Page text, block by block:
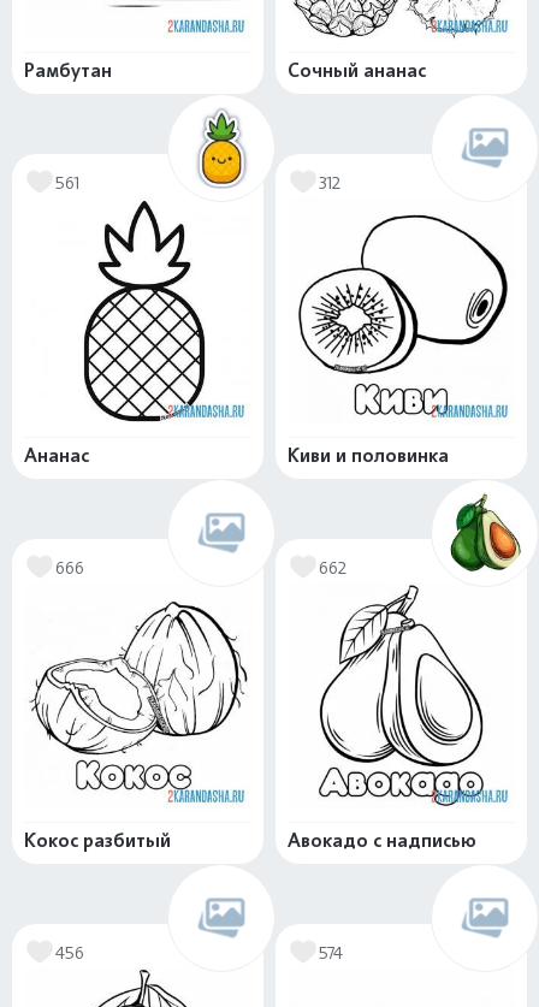
Рамбутан Сочный ананас
561
Ананас
312
Киви и половинка
666
Кокос разбитый
662
Авокадо с надписью
456 574